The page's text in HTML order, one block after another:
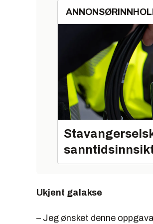
Ukjent galakse
– Jeg ønsket denne